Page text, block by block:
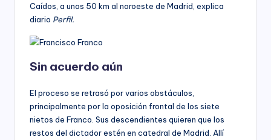
Caídos, a unos 50 km al noroeste de Madrid, explica
diario Perfil.
Sin acuerdo aún
El proceso se retrasó por varios obstáculos,
principalmente por la oposición frontal de los siete
nietos de Franco. Sus descendientes quieren que los
restos del dictador estén en catedral de Madrid. Allí